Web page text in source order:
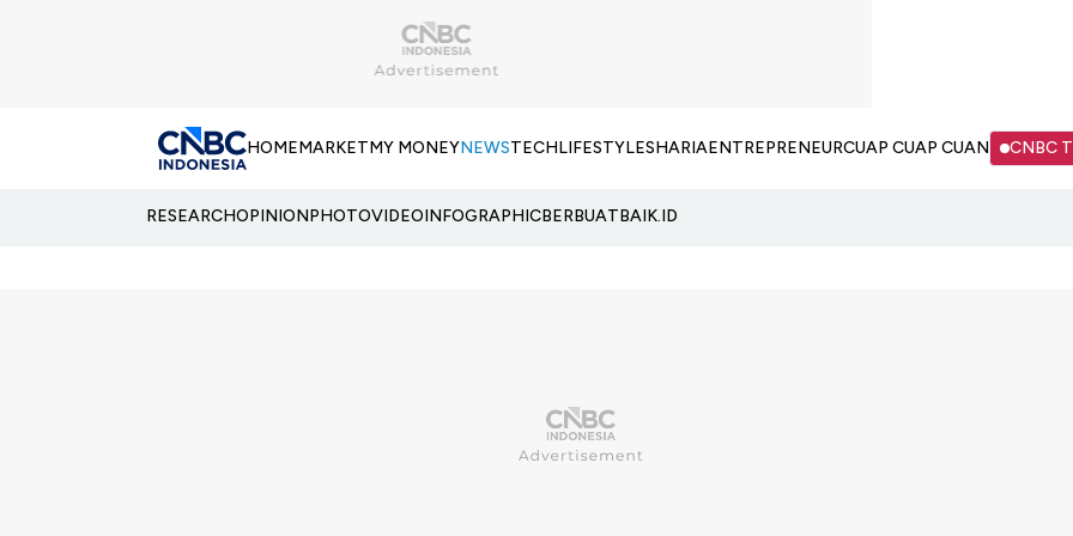
HOMEMARKETMY MONEYNEWSTECHLIFESTYLESHARIAENTREPRENEURCUAP CUAP CUAN CNBC
RESEARCHOPINIONPHOTOVIDEOINFOGRAPHICBERBUATBAIK.ID